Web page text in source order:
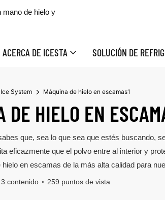
mano de hielo y
ACERCA DE ICESTA SOLUCIÓN DE
Ice System Máquina de hielo en escamas1
HIELO EN
que, sea lo que sea que estés buscando,
eficazmente que el polvo entre al interior y
en escamas de la más alta calidad para
3 contenido 259 puntos de vista